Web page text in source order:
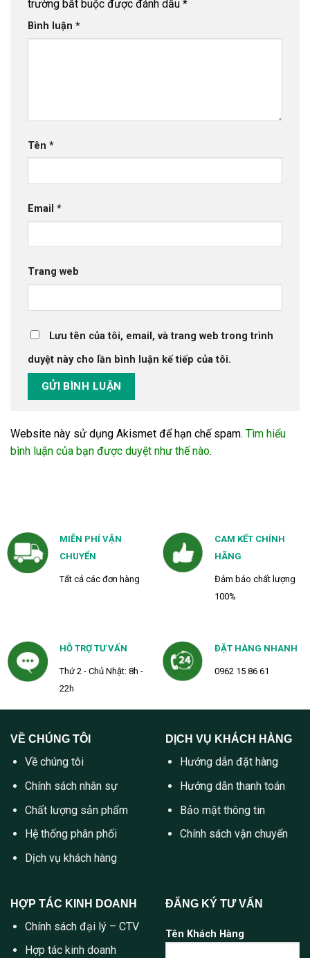
trường bắt buộc được đánh dấu *
Bình luận *
Tên *
Email *
Trang web
Lưu tên của tôi, email, và trang web trong trình
duyệt này cho lần bình luận kế tiếp của tôi.
Website này sử dụng Akismet để hạn chế spam. Tìm hiểu
bình luận của bạn được duyệt như thế nào.
MIỄN PHÍ VẬN
CHUYỂN
Tất cả các đơn hàng
CAM KẾT CHÍNH
HÃNG
Đảm bảo chất lượng
100%
HỖ TRỢ TƯ VẤN
Thứ 2 - Chủ Nhật: 8h -
22h
ĐẶT HÀNG NHANH
0962 15 86 61
VỀ CHÚNG TÔI
Về chúng tôi
Chính sách nhân sự
Chất lượng sản phẩm
Hệ thống phân phối
Dịch vụ khách hàng
DỊCH VỤ KHÁCH HÀNG
Hướng dẫn đặt hàng
Hướng dẫn thanh toán
Bảo mật thông tin
Chính sách vận chuyển
HỢP TÁC KINH DOANH
Chính sách đại lý – CTV
Hợp tác kinh doanh
ĐĂNG KÝ TƯ VẤN
Tên Khách Hàng